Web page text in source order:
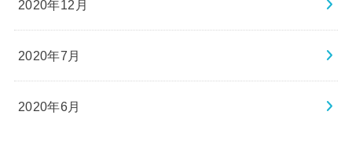
2020年12月
2020年7月
2020年6月